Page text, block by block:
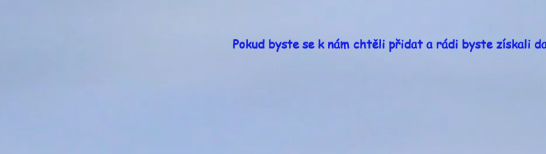
Pokud byste se k nám chtěli přidat a rádi byste získali